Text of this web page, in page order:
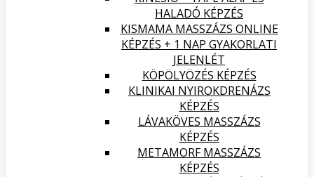
HALADÓ KÉPZÉS
KISMAMA MASSZÁZS ONLINE
KÉPZÉS + 1 NAP GYAKORLATI
JELENLÉT
KÖPÖLYÖZÉS KÉPZÉS
KLINIKAI NYIROKDRENÁZS
KÉPZÉS
LÁVAKÖVES MASSZÁZS
KÉPZÉS
METAMORF MASSZÁZS
KÉPZÉS